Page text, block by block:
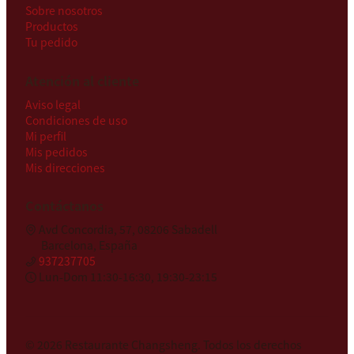
Sobre nosotros
Productos
Tu pedido
Aviso legal
Condiciones de uso
Mi perfil
Mis pedidos
Mis direcciones
Avd Concordia, 57, 08206 Sabadell
Barcelona, España
937237705
Lun-Dom 11:30-16:30, 19:30-23:15
© 2026 Restaurante Changsheng. Todos los derechos